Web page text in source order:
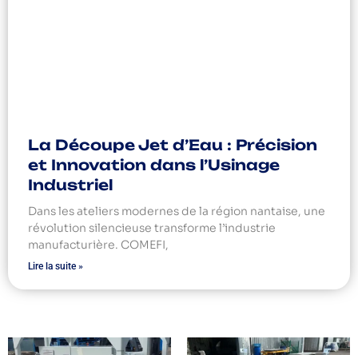
La Découpe Jet d’Eau : Précision
et Innovation dans l’Usinage
Industriel
Dans les ateliers modernes de la région nantaise, une
révolution silencieuse transforme l’industrie
manufacturière. COMEFI,
Lire la suite »